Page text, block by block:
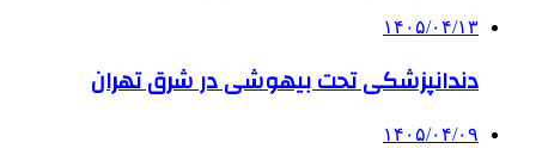
۱۴۰۵/۰۴/۱۳
دندانپزشکی تحت بیهوشی در شرق تهران
۱۴۰۵/۰۴/۰۹